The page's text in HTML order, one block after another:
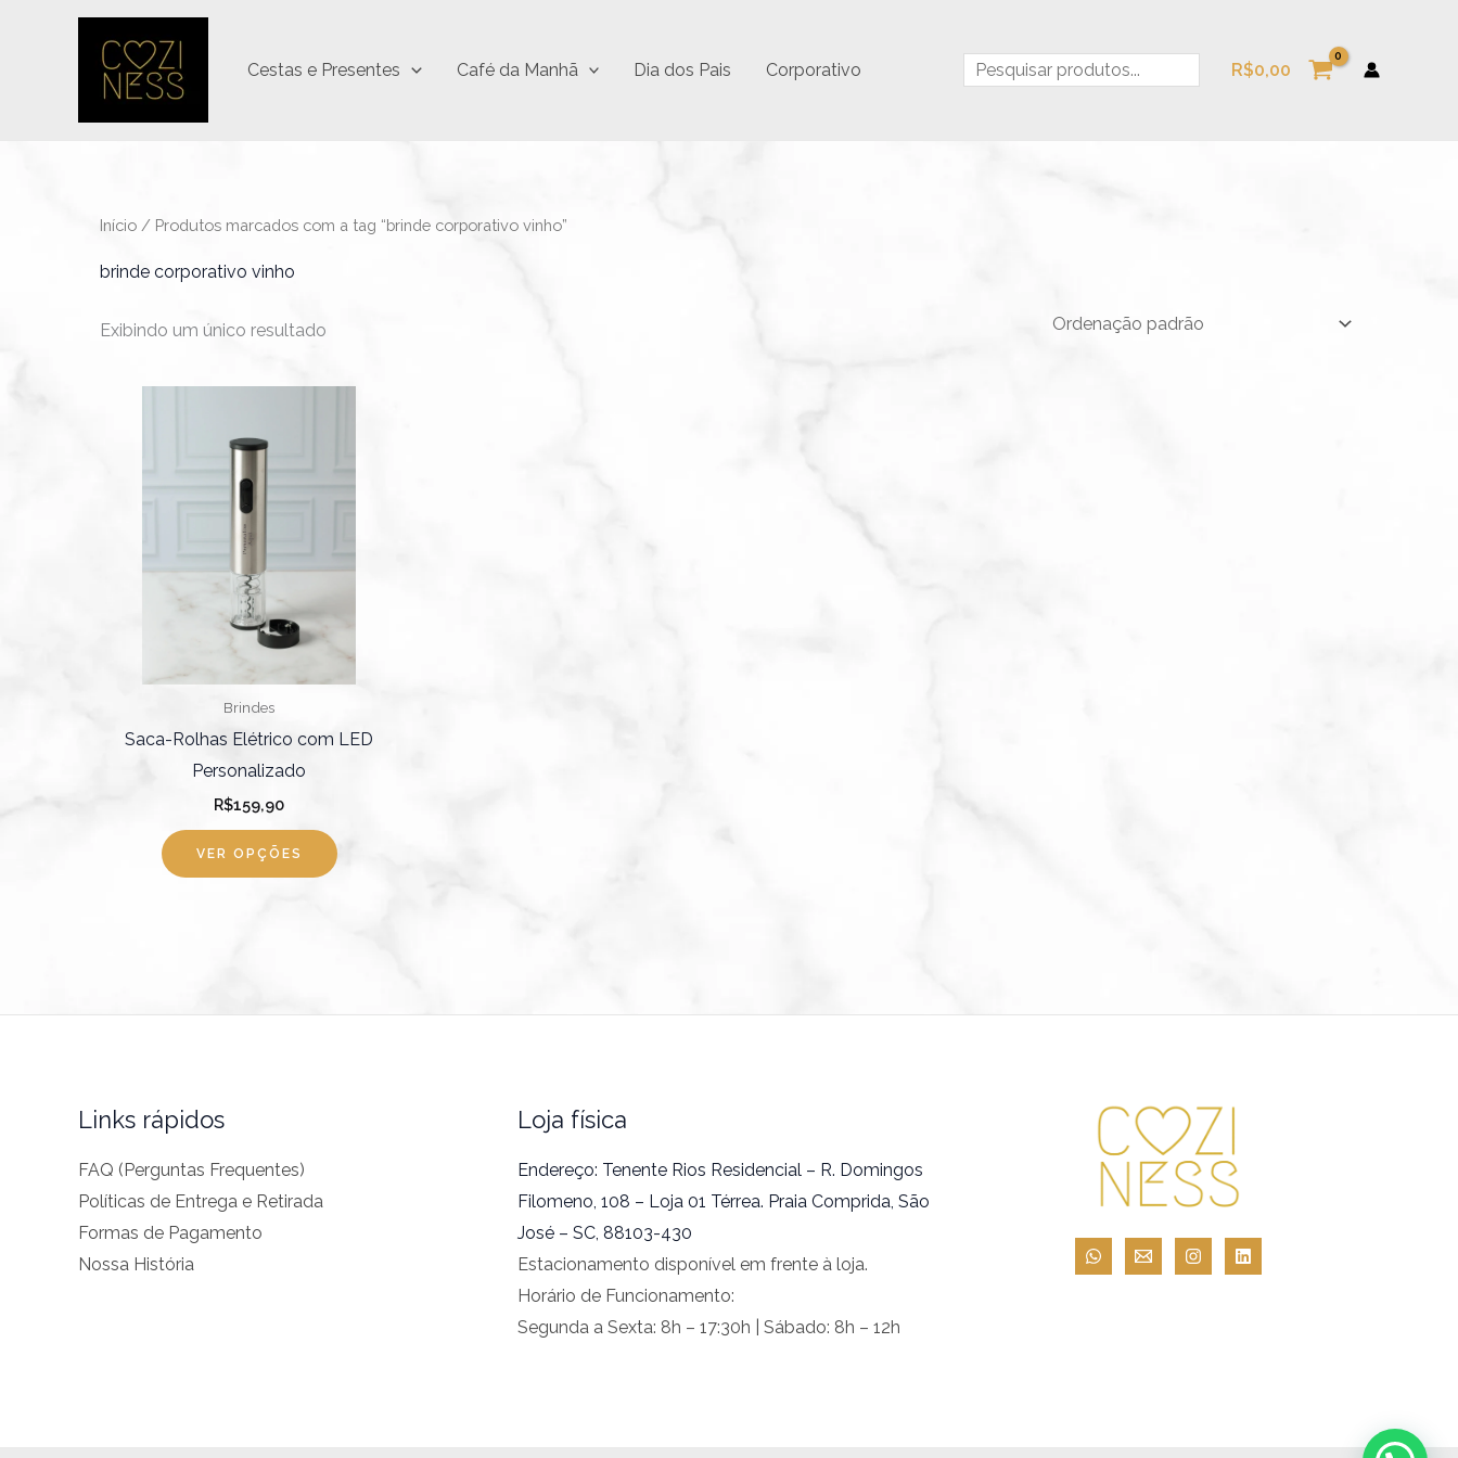
Cestas e Presentes Café da Manhã Dia dos Pais Corporativo R$0,00
Início / Produtos marcados com a tag “brinde corporativo vinho”
brinde corporativo vinho
Exibindo um único resultado
Brindes
Saca-Rolhas Elétrico com LED
Personalizado
R$159,90
VER OPÇÕES
Links rápidos
FAQ (Perguntas Frequentes)
Políticas de Entrega e Retirada
Formas de Pagamento
Nossa História
Loja física
Endereço: Tenente Rios Residencial – R. Domingos
Filomeno, 108 – Loja 01 Térrea. Praia Comprida, São
José – SC, 88103-430
Estacionamento disponível em frente à loja.
Horário de Funcionamento:
Segunda a Sexta: 8h – 17:30h | Sábado: 8h – 12h